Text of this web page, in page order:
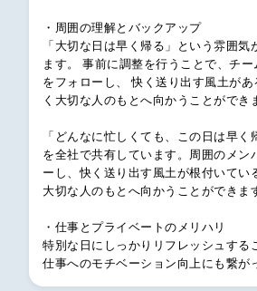
・周囲の理解とバックアップ
「大切な日は早く帰る」という雰囲気
ます。 事前に調整を行うことで、チ
をフォローし、 快く送り出す風土が
く大切な人のもとへ向かうことができ
「どんなに忙しくても、この日は早く
を全社で共有しています。周囲のメン
ーし、快く送り出す風土が根付いてい
大切な人のもとへ向かうことができま
・仕事とプライベートのメリハリ
特別な日にしっかりリフレッシュする
仕事へのモチベーション向上にも繋が